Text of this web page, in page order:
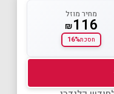
מחיר מוזל
₪116
חסכת16%